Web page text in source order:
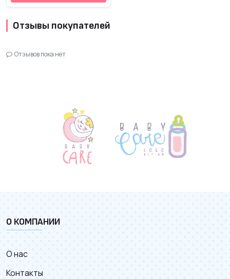
Отзывы покупателей
Отзывов пока нет
О КОМПАНИИ
О нас
Контакты